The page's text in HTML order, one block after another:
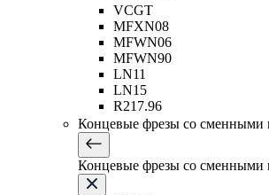
VCGT
MFXN08
MFWN06
MFWN90
LN11
LN15
R217.96
Концевые фрезы со сменными
Концевые фрезы со сменными